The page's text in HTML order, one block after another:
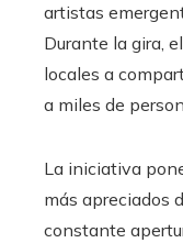
artistas
Durante la gira,
locales a
a miles de
La iniciativa
más apreciados
constante